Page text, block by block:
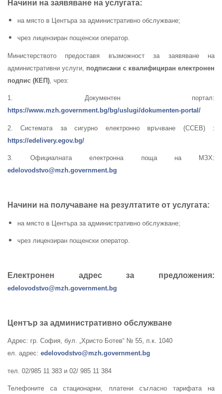
Начини на заявяване на услугата:
на място в Центъра за административно обслужване;
чрез лицензиран пощенски оператор.
Министерството предоставя възможност за заявяване на
административни услуги, подписани с квалифициран електронен
подпис (КЕП) , чрез:
1. Документен портал:
https://www.mzh.government.bg/bg/uslugi/dokumenten-portal/
2. Системата за сигурно електронно връчване (ССЕВ) :
https://edelivery.egov.bg/
3. Официалната електронна поща на МЗХ:
edelovodstvo@mzh.government.bg
Начини на получаване на резултатите от услугата:
на място в Центъра за административно обслужване;
чрез лицензиран пощенски оператор.
Електронен адрес за предложения:
edelovodstvo@mzh.government.bg
Център за административно обслужване
Адрес: гр. София, бул. „Христо Ботев“ № 55, п.к. 1040
ел. адрес: edelovodstvo@mzh.government.bg
тел. 02/985 11 383 и 02/ 985 11 384
Телефоните са стационарни, платени съгласно тарифата на